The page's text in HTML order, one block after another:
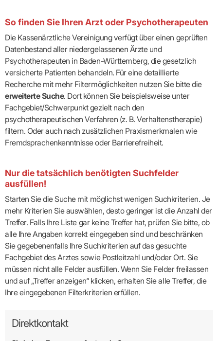
So finden Sie Ihren Arzt oder Psychotherapeuten
Die Kassenärztliche Vereinigung verfügt über einen geprüften
Datenbestand aller niedergelassenen Ärzte und
Psychotherapeuten in Baden-Württemberg, die gesetzlich
versicherte Patienten behandeln. Für eine detaillierte
Recherche mit mehr Filtermöglichkeiten nutzen Sie bitte die
erweiterte Suche. Dort können Sie beispielsweise unter
Fachgebiet/Schwerpunkt gezielt nach den
psychotherapeutischen Verfahren (z. B. Verhaltenstherapie)
filtern. Oder auch nach zusätzlichen Praxismerkmalen wie
Fremdsprachenkenntnisse oder Barrierefreiheit.
Nur die tatsächlich benötigten Suchfelder
ausfüllen!
Starten Sie die Suche mit möglichst wenigen Suchkriterien. Je
mehr Kriterien Sie auswählen, desto geringer ist die Anzahl der
Treffer. Falls Ihre Liste gar keine Treffer hat, prüfen Sie bitte, ob
alle Ihre Angaben korrekt eingegeben sind und beschränken
Sie gegebenenfalls Ihre Suchkriterien auf das gesuchte
Fachgebiet des Arztes sowie Postleitzahl und/oder Ort. Sie
müssen nicht alle Felder ausfüllen. Wenn Sie Felder freilassen
und auf „Treffer anzeigen“ klicken, erhalten Sie alle Treffer, die
Ihre eingegebenen Filterkriterien erfüllen.
Direktkontakt